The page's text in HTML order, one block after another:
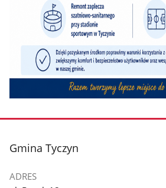
stopka
Gmina Tyczyn
ADRES